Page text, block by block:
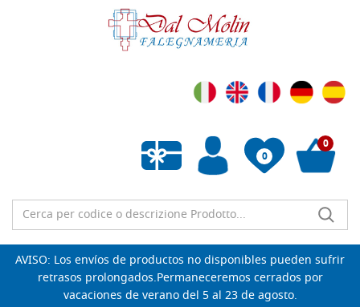
0
Lista de deseos vacía
0
AVISO: Los envíos de productos no disponibles pueden sufrir
retrasos prolongados.Permaneceremos cerrados por
vacaciones de verano del 5 al 23 de agosto.